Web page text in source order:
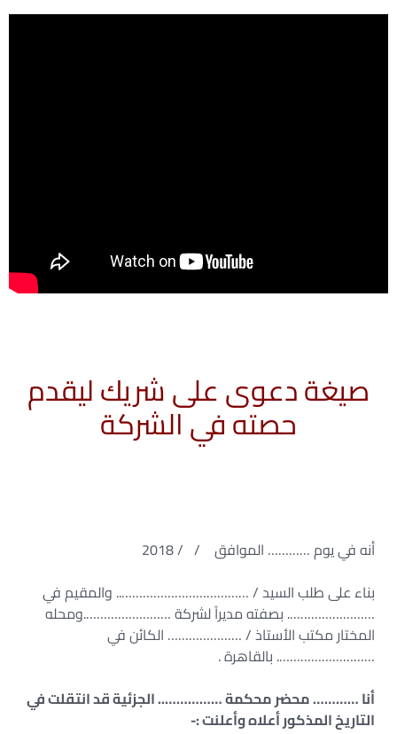
صيغة دعوى على شريك ليقدم
حصته في الشركة
أنه في يوم ………… الموافق / / 2018
بناء على طلب السيد / ……………………………….. والمقيم في
……………………. بصفته مديراً لشركة …………………….ومحله
المختار مكتب الأستاذ / ………………… الكائن في
………………………. بالقاهرة .
أنا ………… محضر محكمة …………….. الجزئية قد انتقلت في
التاريخ المذكور أعلاه وأعلنت :-